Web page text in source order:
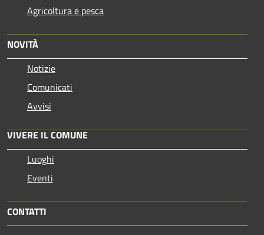
Agricoltura e pesca
NOVITÀ
Notizie
Comunicati
Avvisi
VIVERE IL COMUNE
Luoghi
Eventi
CONTATTI